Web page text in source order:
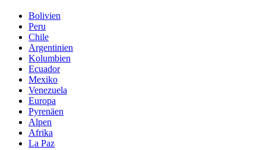
Bolivien
Peru
Chile
Argentinien
Kolumbien
Ecuador
Mexiko
Venezuela
Europa
Pyrenäen
Alpen
Afrika
La Paz